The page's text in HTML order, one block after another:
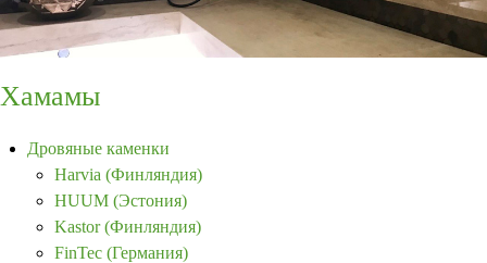
Хамамы
Дровяные каменки
Harvia (Финляндия)
HUUM (Эстония)
Kastor (Финляндия)
FinTec (Германия)